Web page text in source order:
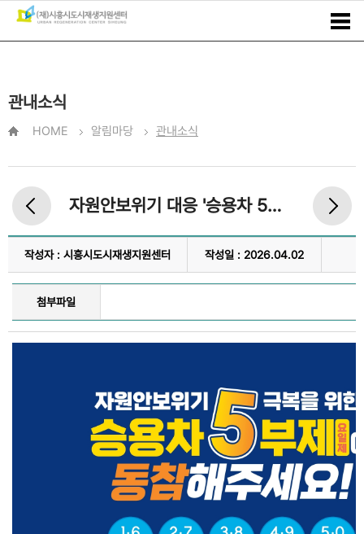
관내소식
HOME 알림마당 관내소식
자원안보위기 대응 '승용차 5부제 및 에너지 절약 국민행동'
작성자 : 시흥시도시재생지원센터 작성일 : 2026.04.02
첨부파일